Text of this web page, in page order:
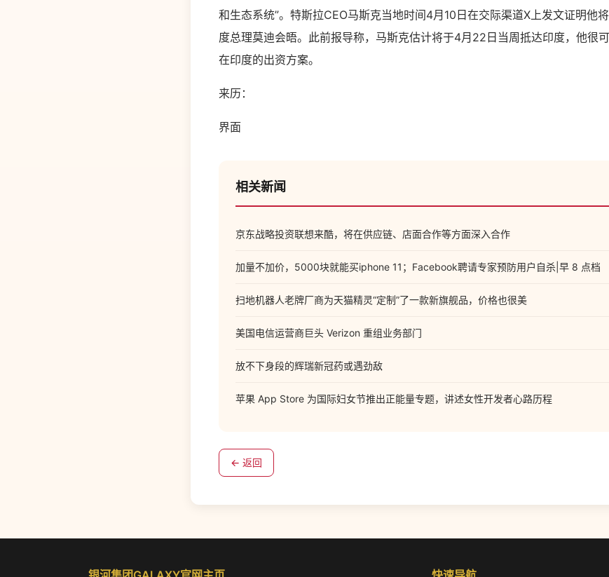
和生态系统”。特斯拉CEO马斯克当地时间4月10日在交际渠道X上发文证明他
度总理莫迪会晤。此前报导称，马斯克估计将于4月22日当周抵达印度，他很
在印度的出资方案。
来历：
界面
相关新闻
京东战略投资联想来酷，将在供应链、店面合作等方面深入合作
加量不加价，5000块就能买iphone 11；Facebook聘请专家预防用户自杀|早 8 点档
扫地机器人老牌厂商为天猫精灵“定制”了一款新旗舰品，价格也很美
美国电信运营商巨头 Verizon 重组业务部门
放不下身段的辉瑞新冠药或遇劲敌
苹果 App Store 为国际妇女节推出正能量专题，讲述女性开发者心路历程
← 返回